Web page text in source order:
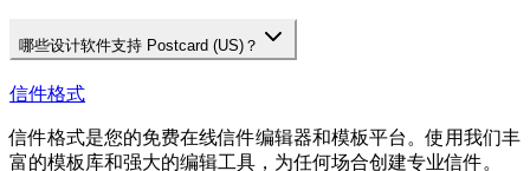
哪些设计软件支持 Postcard (US)？
信件格式
信件格式是您的免费在线信件编辑器和模板平台。使用我们丰
富的模板库和强大的编辑工具，为任何场合创建专业信件。